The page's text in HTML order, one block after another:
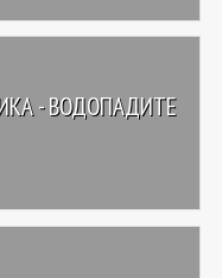
- ВОДОПАДИТЕ